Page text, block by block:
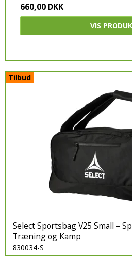
660,00 DKK
VIS
Tilbud
Select Sportsbag V25 Small –
Træning og Kamp
830034-S